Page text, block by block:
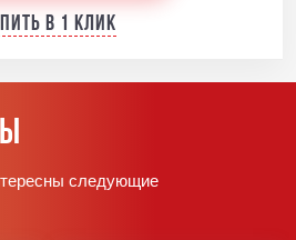
в 1 клик
следующие